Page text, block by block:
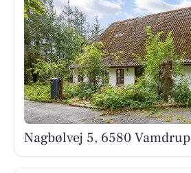
Nagbølvej 5, 6580 Vamdrup